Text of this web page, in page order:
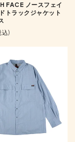
FACE ノースフェイ
トラックジャケット
)